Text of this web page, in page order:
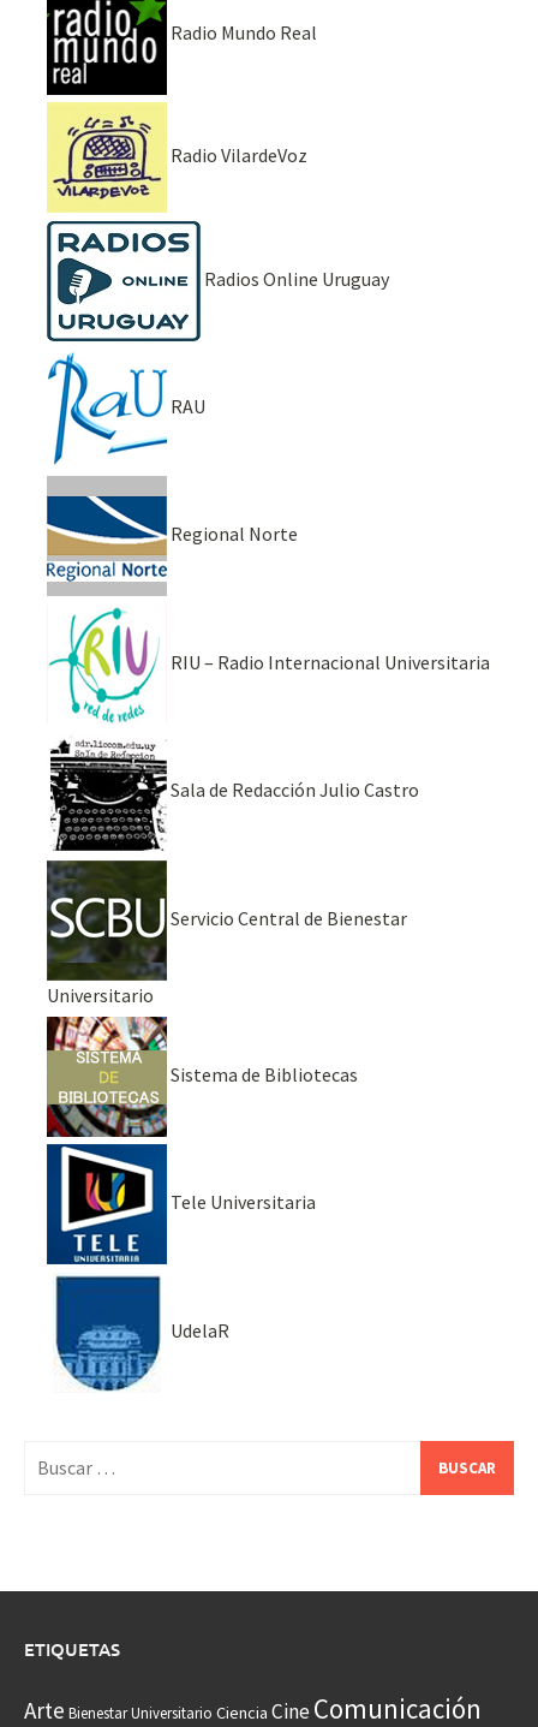
Radio Mundo Real
Radio VilardeVoz
Radios Online Uruguay
RAU
Regional Norte
RIU – Radio Internacional Universitaria
Sala de Redacción Julio Castro
Servicio Central de Bienestar
Universitario
Sistema de Bibliotecas
Tele Universitaria
UdelaR
ETIQUETAS
Arte Bienestar Universitario Ciencia CineComunicación